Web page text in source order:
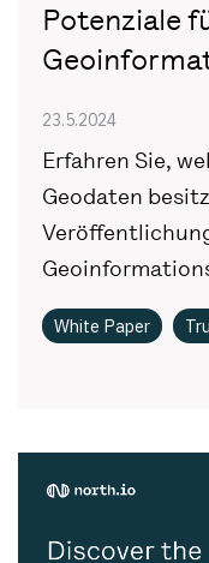
Potenziale
23.5.2024
Erfahren Sie,
Geodaten
White Paper